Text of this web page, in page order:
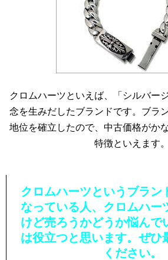
クロムハーツといえば、「シルバー
念を生みだしたブランドです。ブラ
地位を確立したので、中古価格がか
特徴といえます。
クロムハーツというブラン
なっている人、クロムハー
けど売ろうかどうか悩んで
は役立つと思います。ぜひ
ください。